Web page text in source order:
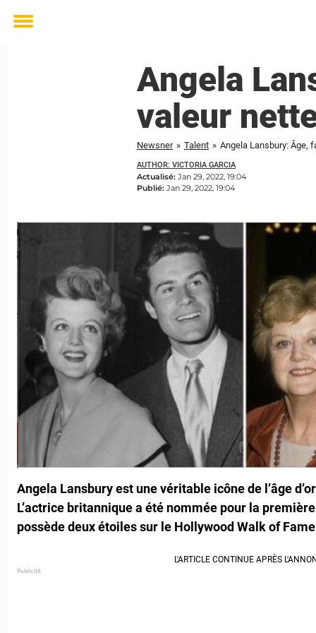
Toggle
Angela
valeur
Newsner » Talent » Angela Lansbury: Âge,
AUTHOR: VICTORIA GARCIA
Actualisé: Jan 29, 2022, 19:04
Publié: Jan 29, 2022, 19:04
Angela Lansbury est une véritable icône de l’âge
L’actrice britannique a été nommée pour la
possède deux étoiles sur le Hollywood Walk of